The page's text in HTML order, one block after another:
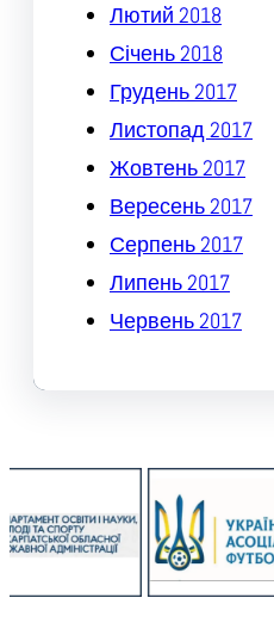
Лютий 2018
Січень 2018
Грудень 2017
Листопад 2017
Жовтень 2017
Вересень 2017
Серпень 2017
Липень 2017
Червень 2017